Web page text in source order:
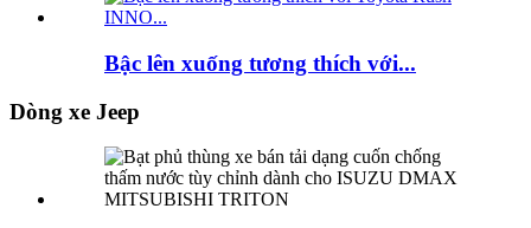
Bậc lên xuống tương thích với...
Dòng xe Jeep